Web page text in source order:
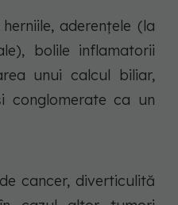
aderențele (la
bolile inflamatorii
unui calcul biliar,
conglomerate ca un
cancer, diverticulită